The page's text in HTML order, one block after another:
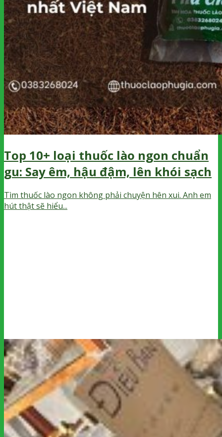
Top 10+ loại thuốc lào ngon chuẩn
gu: Say êm, hậu đậm, lên khói sạch
Tìm thuốc lào ngon không phải chuyện hên xui. Anh em
hút thật sẽ hiểu...